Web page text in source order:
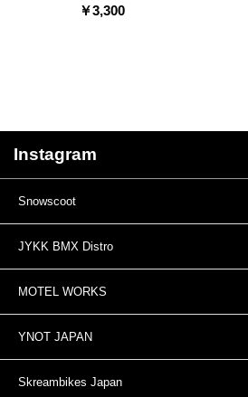
￥3,300
Instagram
Snowscoot
JYKK BMX Distro
MOTEL WORKS
YNOT JAPAN
Skreambikes Japan